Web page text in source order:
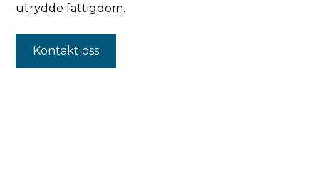
utrydde fattigdom.
Kontakt oss